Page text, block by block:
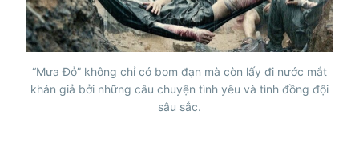
“Mưa Đỏ” không chỉ có bom đạn mà còn lấy đi nước mắt
khán giả bởi những câu chuyện tình yêu và tình đồng đội
sâu sắc.